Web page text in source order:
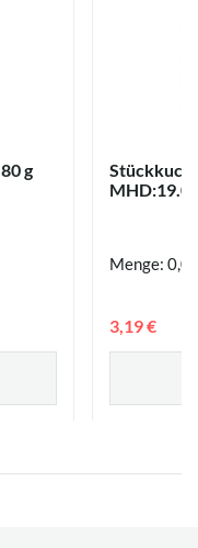
g
Menge:
3,19 €